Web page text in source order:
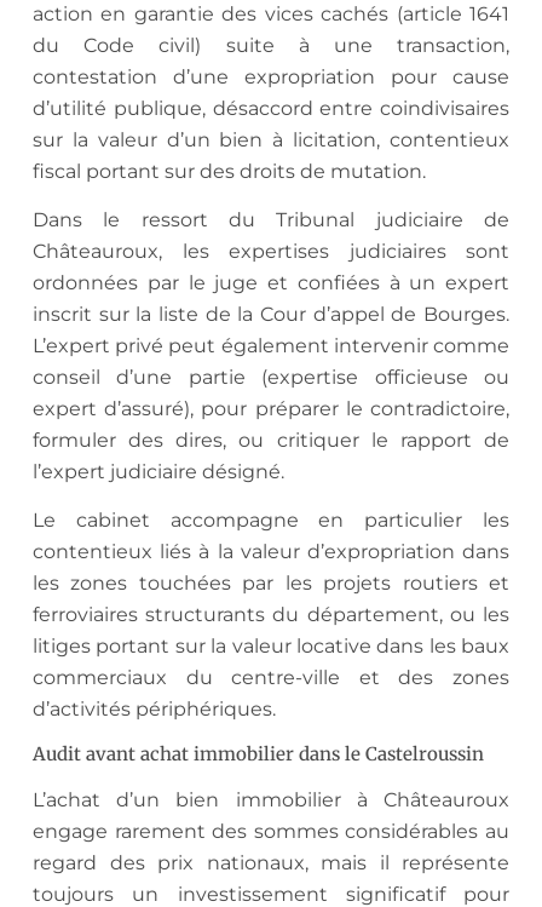
action en garantie des vices cachés (article 1641
du Code civil) suite à une transaction,
contestation d’une expropriation pour cause
d’utilité publique, désaccord entre coindivisaires
sur la valeur d’un bien à licitation, contentieux
fiscal portant sur des droits de mutation.
Dans le ressort du Tribunal judiciaire de
Châteauroux, les expertises judiciaires sont
ordonnées par le juge et confiées à un expert
inscrit sur la liste de la Cour d’appel de Bourges.
L’expert privé peut également intervenir comme
conseil d’une partie (expertise officieuse ou
expert d’assuré), pour préparer le contradictoire,
formuler des dires, ou critiquer le rapport de
l’expert judiciaire désigné.
Le cabinet accompagne en particulier les
contentieux liés à la valeur d’expropriation dans
les zones touchées par les projets routiers et
ferroviaires structurants du département, ou les
litiges portant sur la valeur locative dans les baux
commerciaux du centre-ville et des zones
d’activités périphériques.
Audit avant achat immobilier dans le Castelroussin
L’achat d’un bien immobilier à Châteauroux
engage rarement des sommes considérables au
regard des prix nationaux, mais il représente
toujours un investissement significatif pour